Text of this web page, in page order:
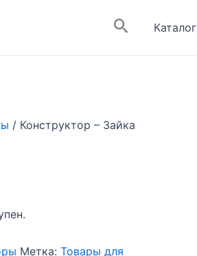
ПоискКаталог
/ Конструктор – Зайка
Метка: Товары для